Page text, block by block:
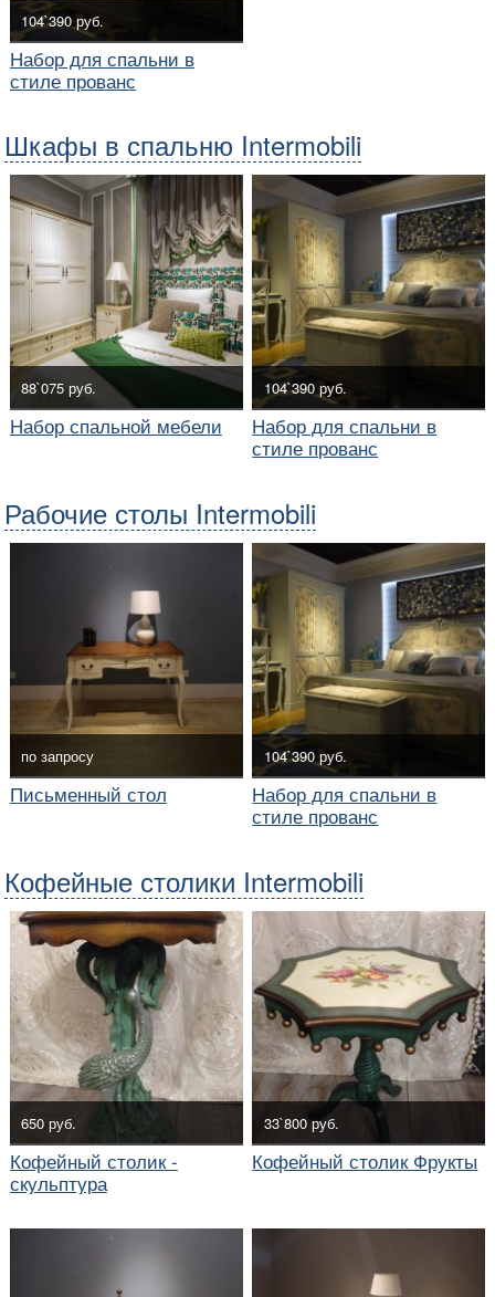
104`390 руб.
Набор для спальни в
стиле прованс
Шкафы в спальню Intermobili
88`075 руб.
Набор спальной мебели
104`390 руб.
Набор для спальни в
стиле прованс
Рабочие столы Intermobili
по запросу
Письменный стол
104`390 руб.
Набор для спальни в
стиле прованс
Кофейные столики Intermobili
650 руб.
Кофейный столик -
скульптура
33`800 руб.
Кофейный столик Фрукты